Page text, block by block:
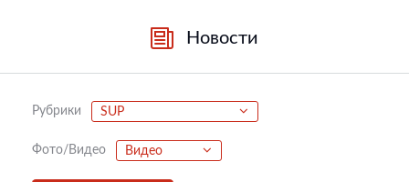
Новости
Рубрики SUP
Фото/Видео Видео